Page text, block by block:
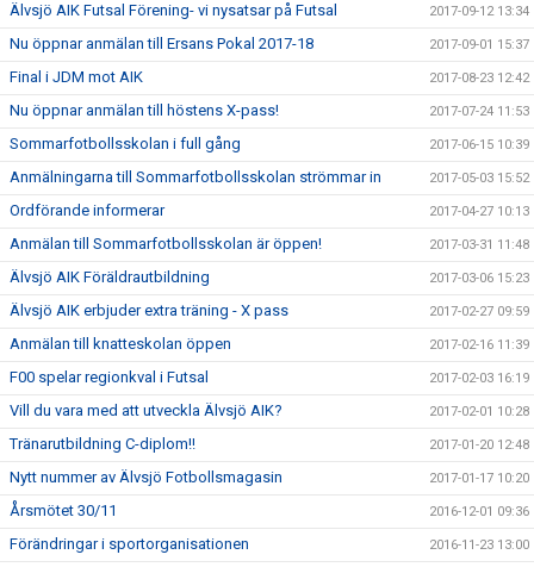
Älvsjö AIK Futsal Förening- vi nysatsar på Futsal 2017-09-12 13:34
Nu öppnar anmälan till Ersans Pokal 2017-18 2017-09-01 15:37
Final i JDM mot AIK 2017-08-23 12:42
Nu öppnar anmälan till höstens X-pass! 2017-07-24 11:53
Sommarfotbollsskolan i full gång 2017-06-15 10:39
Anmälningarna till Sommarfotbollsskolan strömmar in 2017-05-03 15:52
Ordförande informerar 2017-04-27 10:13
Anmälan till Sommarfotbollsskolan är öppen! 2017-03-31 11:48
Älvsjö AIK Föräldrautbildning 2017-03-06 15:23
Älvsjö AIK erbjuder extra träning - X pass 2017-02-27 09:59
Anmälan till knatteskolan öppen 2017-02-16 11:39
F00 spelar regionkval i Futsal 2017-02-03 16:19
Vill du vara med att utveckla Älvsjö AIK? 2017-02-01 10:28
Tränarutbildning C-diplom!! 2017-01-20 12:48
Nytt nummer av Älvsjö Fotbollsmagasin 2017-01-17 10:20
Årsmötet 30/11 2016-12-01 09:36
Förändringar i sportorganisationen 2016-11-23 13:00